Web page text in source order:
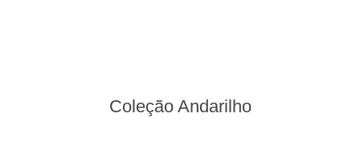
Coleção Andarilho